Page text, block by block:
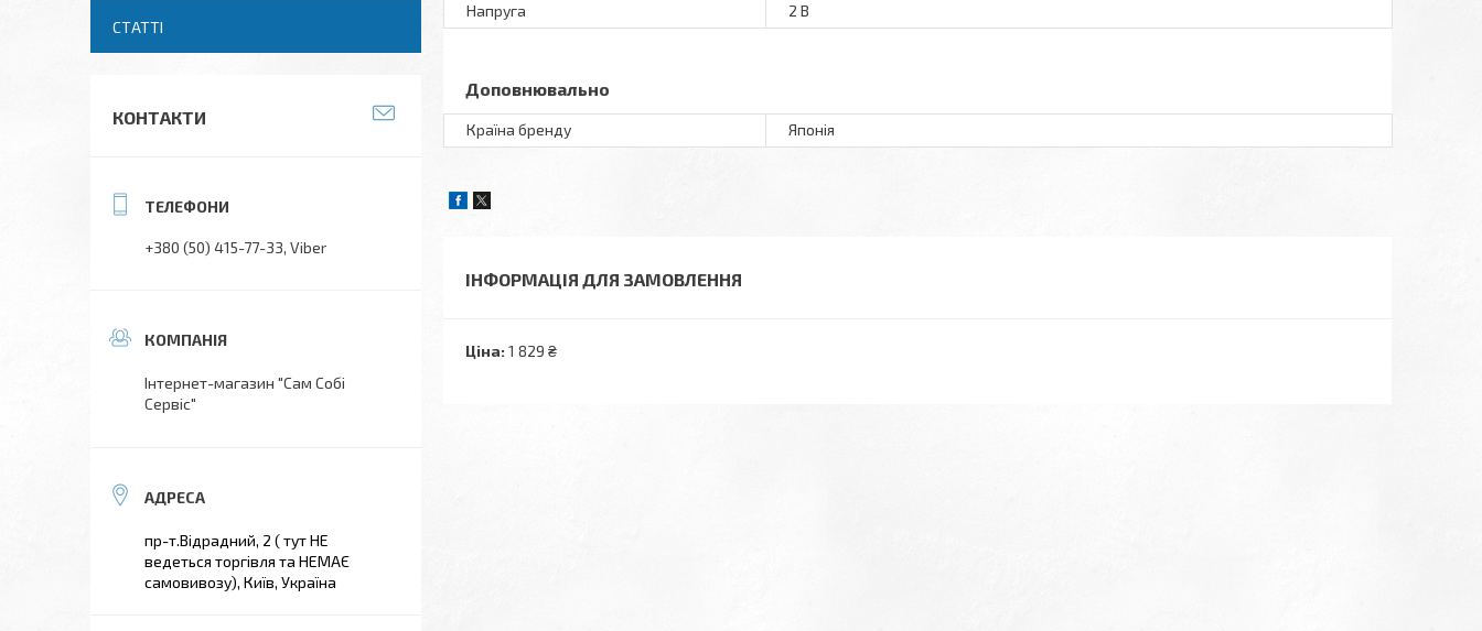
Напруга
2 В
Доповнювально
Країна бренду Японія
ІНФОРМАЦІЯ ДЛЯ ЗАМОВЛЕННЯ
Ціна: 1 829 ₴
СТАТТІ
КОНТАКТИ
+380 (50) 415-77-33 Viber
Інтернет-магазин "Сам Собі
Сервіс"
пр-т.Відрадний, 2 ( тут НЕ
ведеться торгівля та НЕМАЄ
самовивозу), Київ, Україна